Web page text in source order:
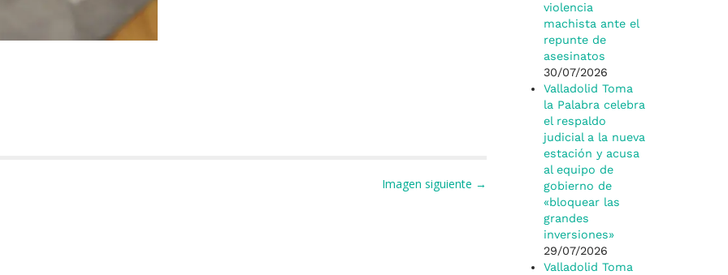
Imagen siguiente →
violencia
machista ante el
repunte de
asesinatos
30/07/2026
Valladolid Toma
la Palabra celebra
el respaldo
judicial a la nueva
estación y acusa
al equipo de
gobierno de
«bloquear las
grandes
inversiones»
29/07/2026
Valladolid Toma